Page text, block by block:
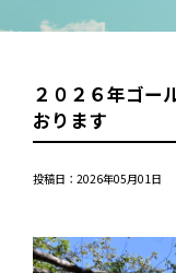
２０２６年ゴ
おります
投稿日：2026年05月01日